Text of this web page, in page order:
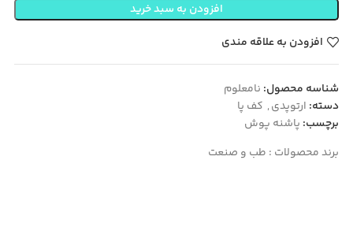
افزودن به سبد خرید
افزودن به علاقه مندی
شناسه محصول: نامعلوم
دسته: ارتوپدی, کف پا
برچسب: پاشنه پوش
برند محصولات : طب و صنعت